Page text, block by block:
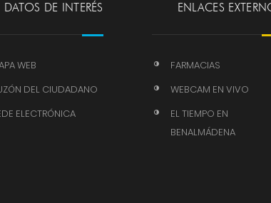
DATOS DE INTERÉS
WEB
DEL CIUDADANO
ELECTRÓNICA
ENLACES
FARMACIAS
WEBCAM EN VIVO
EL TIEMPO EN
BENALMÁDENA